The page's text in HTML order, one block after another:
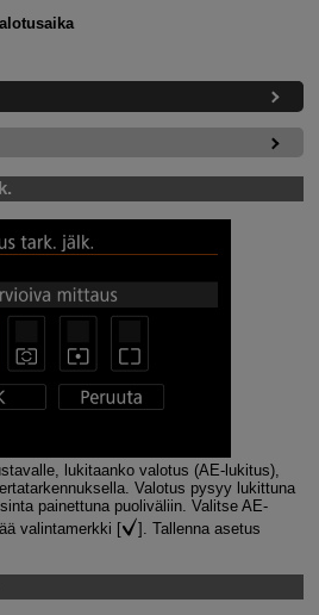
lukitaanko valotus (AE-lukitus),
Valotus pysyy lukittuna
painettuna puoliväliin. Valitse AE-
valintamerkki [
]. Tallenna asetus